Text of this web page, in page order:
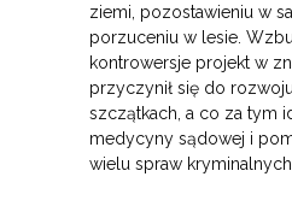
ziemi, pozostawieniu w
porzuceniu w lesie.
kontrowersje projekt w
przyczynił się do
szczątkach, a co za tym
medycyny sądowej i
wielu spraw kryminalnych.